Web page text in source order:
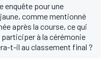
enquête pour une
comme mentionné
après la course, ce qui
à la cérémonie
t-il au classement final ?